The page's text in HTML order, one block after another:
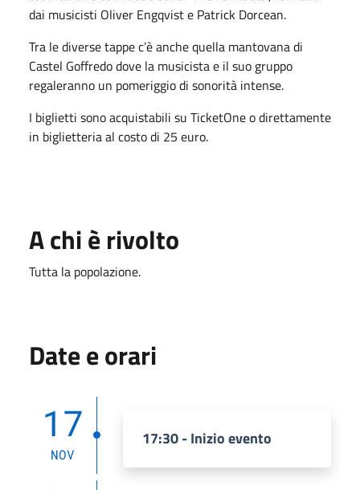
dai musicisti Oliver Engqvist e Patrick Dorcean.
Tra le diverse tappe c’è anche quella mantovana di
Castel Goffredo dove la musicista e il suo gruppo
regaleranno un pomeriggio di sonorità intense.
I biglietti sono acquistabili su TicketOne o direttamente
in biglietteria al costo di 25 euro.
A chi è rivolto
Tutta la popolazione.
Date e orari
17
NOV
17:30 - Inizio evento